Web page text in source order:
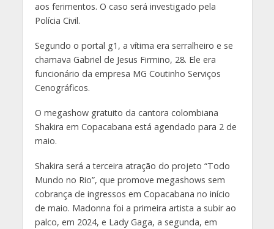
aos ferimentos. O caso será investigado pela
Polícia Civil.
Segundo o portal g1, a vítima era serralheiro e se
chamava Gabriel de Jesus Firmino, 28. Ele era
funcionário da empresa MG Coutinho Serviços
Cenográficos.
O megashow gratuito da cantora colombiana
Shakira em Copacabana está agendado para 2 de
maio.
Shakira será a terceira atração do projeto “Todo
Mundo no Rio”, que promove megashows sem
cobrança de ingressos em Copacabana no início
de maio. Madonna foi a primeira artista a subir ao
palco, em 2024, e Lady Gaga, a segunda, em